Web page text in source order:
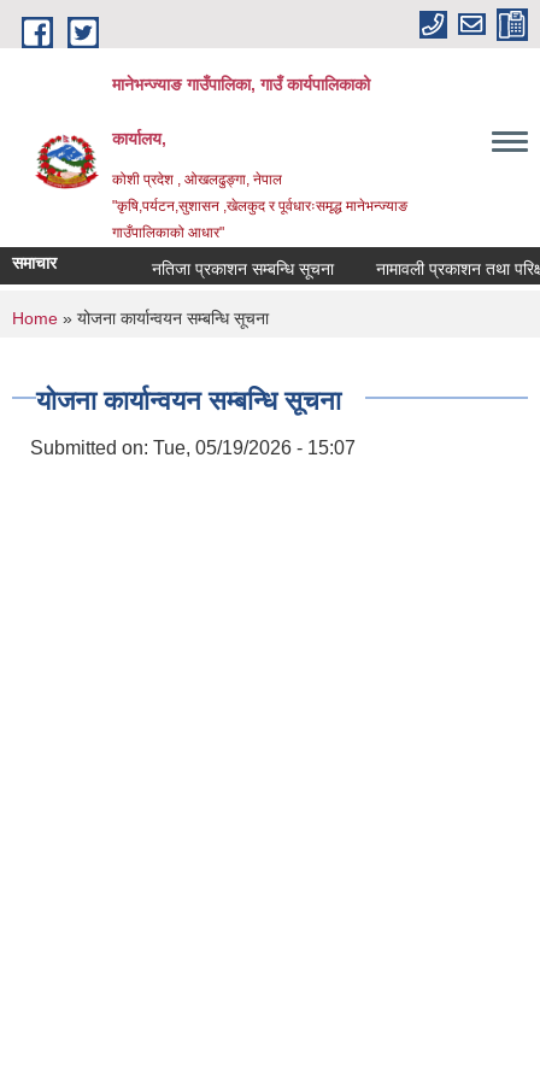
Skip to main content
मानेभन्ज्याङ गाउँपालिका, गाउँ कार्यपालिकाको
कार्यालय,
कोशी प्रदेश , ओखलढुङ्गा, नेपाल
"कृषि,पर्यटन,सुशासन ,खेलकुद र पूर्वधारःसमृद्ध मानेभन्ज्याङ
गाउँपालिकाको आधार"
समाचार नतिजा प्रकाशन सम्बन्धि सूचना नामावली प्रकाशन तथा
You are here
Home » योजना कार्यान्वयन सम्बन्धि सूचना
योजना कार्यान्वयन सम्बन्धि सूचना
Submitted on: Tue, 05/19/2026 - 15:07